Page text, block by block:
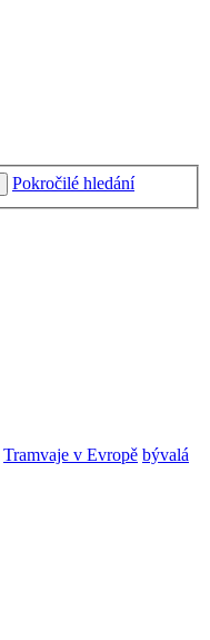
Pokročilé hledání
Tramvaje v Evropě bývalá